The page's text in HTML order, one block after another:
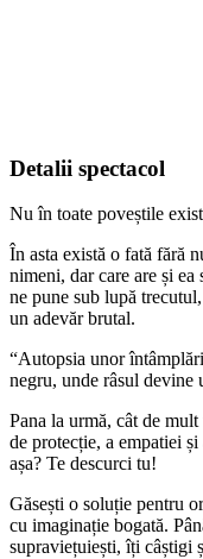
Detalii spectacol
Nu în toate poveștile
În asta există o fată fără
nimeni, dar care are și
ne pune sub lupă
un adevăr brutal.
“Autopsia unor
negru, unde râsul
Pana la urmă, cât de
de protecție, a empatiei
așa? Te descurci tu!
Găsești o soluție pentru
cu imaginație bogată.
supraviețuiești, îți câștigi